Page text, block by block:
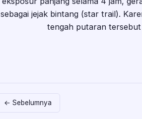
sebagai jejak bintang (star trail).
tengah putaran
← Sebelumnya